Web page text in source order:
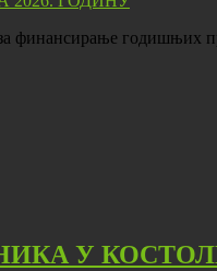
финансирање годишњих
У